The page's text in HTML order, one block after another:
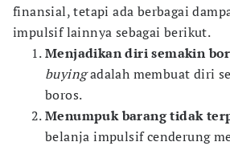
finansial, tetapi ada berbagai
impulsif lainnya sebagai berikut.
Menjadikan diri semakin
buyingadalah membuat diri
boros.
Menumpuk barang tidak
belanja impulsif cenderung